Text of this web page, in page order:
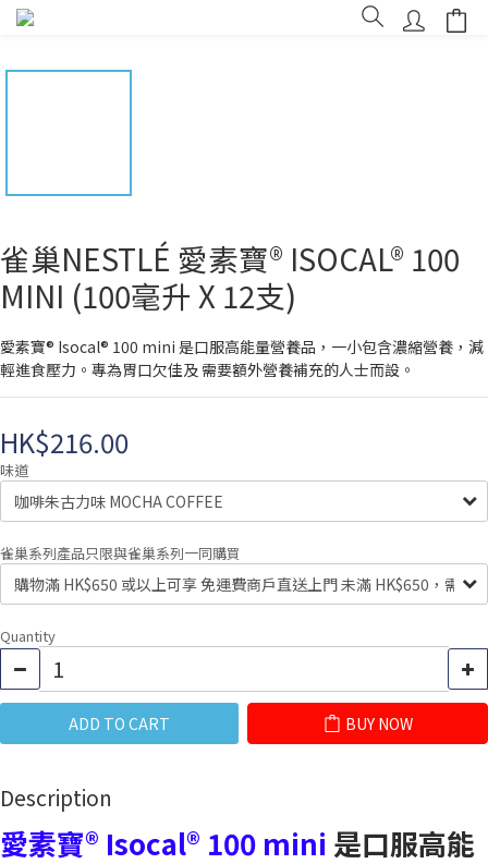
雀巢NESTLÉ 愛素寶® ISOCAL® 100
MINI (100毫升 X 12支)
愛素寶® Isocal® 100 mini 是口服高能量營養品，一小包含濃縮營養，減
輕進食壓力。專為胃口欠佳及 需要額外營養補充的人士而設。
HK$216.00
味道
雀巢系列產品只限與雀巢系列一同購買
Quantity
ADD TO CART BUY NOW
Description
愛素寶® Isocal® 100 mini 是口服高能